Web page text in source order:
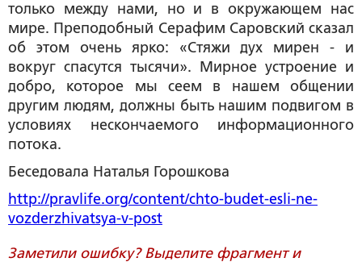
только между нами, но и в окружающем нас
мире. Преподобный Серафим Саровский сказал
об этом очень ярко: «Стяжи дух мирен - и
вокруг спасутся тысячи». Мирное устроение и
добро, которое мы сеем в нашем общении
другим людям, должны быть нашим подвигом в
условиях нескончаемого информационного
потока.
Беседовала Наталья Горошкова
http://pravlife.org/content/chto-budet-esli-ne-
vozderzhivatsya-v-post
Заметили ошибку? Выделите фрагмент и